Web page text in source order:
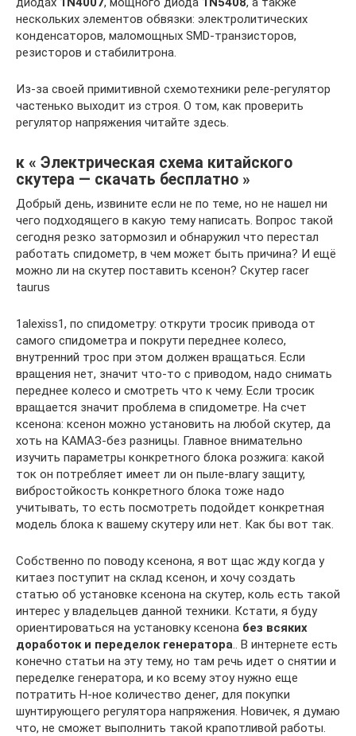
нескольких элементов обвязки: электролитических
конденсаторов, маломощных SMD-транзисторов,
резисторов и стабилитрона.
Из-за своей примитивной схемотехники реле-регулятор
частенько выходит из строя. О том, как проверить
регулятор напряжения читайте здесь.
к « Электрическая схема китайского
скутера — скачать бесплатно »
Добрый день, извините если не по теме, но не нашел ни
чего подходящего в какую тему написать. Вопрос такой
сегодня резко затормозил и обнаружил что перестал
работать спидометр, в чем может быть причина? И ещё
можно ли на скутер поставить ксенон? Скутер racer
taurus
1alexiss1, по спидометру: открути тросик привода от
самого спидометра и покрути переднее колесо,
внутренний трос при этом должен вращаться. Если
вращения нет, значит что-то с приводом, надо снимать
переднее колесо и смотреть что к чему. Если тросик
вращается значит проблема в спидометре. На счет
ксенона: ксенон можно установить на любой скутер, да
хоть на КАМАЗ-без разницы. Главное внимательно
изучить параметры конкретного блока розжига: какой
ток он потребляет имеет ли он пыле-влагу защиту,
вибростойкость конкретного блока тоже надо
учитывать, то есть посмотреть подойдет конкретная
модель блока к вашему скутеру или нет. Как бы вот так.
Собственно по поводу ксенона, я вот щас жду когда у
китаез поступит на склад ксенон, и хочу создать
статью об установке ксенона на скутер, коль есть такой
интерес у владельцев данной техники. Кстати, я буду
ориентироваться на установку ксенона без всяких
доработок и переделок генератора.. В интернете есть
конечно статьи на эту тему, но там речь идет о снятии и
переделке генератора, и ко всему этоу нужно еще
потратить Н-ное количество денег, для покупки
шунтирующего регулятора напряжения. Новичек, я думаю
что, не сможет выполнить такой крапотливой работы.